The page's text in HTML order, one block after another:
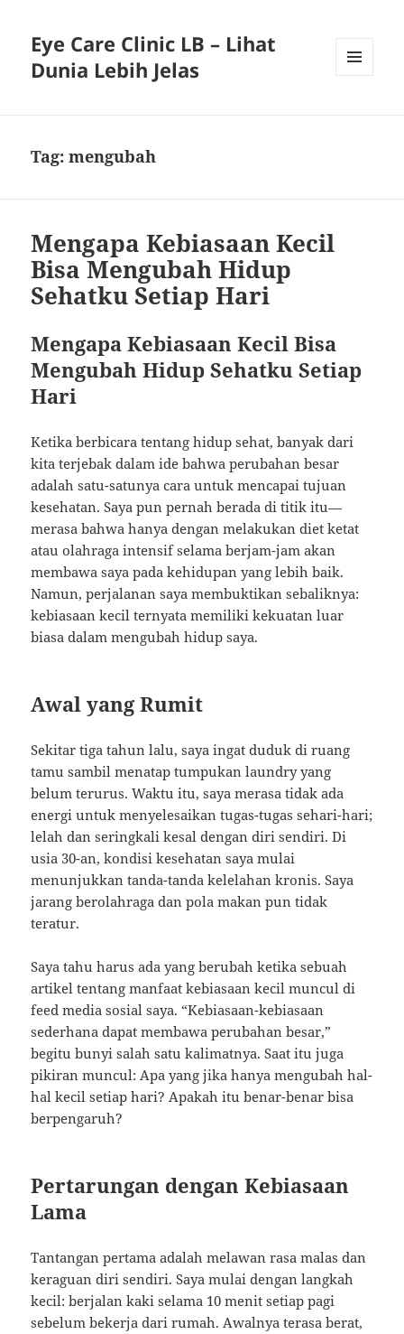
Eye Care Clinic LB – Lihat
Dunia Lebih Jelas
Tag:mengubah
Mengapa Kebiasaan Kecil
Bisa Mengubah Hidup
Sehatku Setiap Hari
Mengapa Kebiasaan Kecil Bisa
Mengubah Hidup Sehatku Setiap
Hari
Ketika berbicara tentang hidup sehat, banyak dari
kita terjebak dalam ide bahwa perubahan besar
adalah satu-satunya cara untuk mencapai tujuan
kesehatan. Saya pun pernah berada di titik itu—
merasa bahwa hanya dengan melakukan diet ketat
atau olahraga intensif selama berjam-jam akan
membawa saya pada kehidupan yang lebih baik.
Namun, perjalanan saya membuktikan sebaliknya:
kebiasaan kecil ternyata memiliki kekuatan luar
biasa dalam mengubah hidup saya.
Awal yang Rumit
Sekitar tiga tahun lalu, saya ingat duduk di ruang
tamu sambil menatap tumpukan laundry yang
belum terurus. Waktu itu, saya merasa tidak ada
energi untuk menyelesaikan tugas-tugas sehari-hari;
lelah dan seringkali kesal dengan diri sendiri. Di
usia 30-an, kondisi kesehatan saya mulai
menunjukkan tanda-tanda kelelahan kronis. Saya
jarang berolahraga dan pola makan pun tidak
teratur.
Saya tahu harus ada yang berubah ketika sebuah
artikel tentang manfaat kebiasaan kecil muncul di
feed media sosial saya. “Kebiasaan-kebiasaan
sederhana dapat membawa perubahan besar,”
begitu bunyi salah satu kalimatnya. Saat itu juga
pikiran muncul: Apa yang jika hanya mengubah hal-
hal kecil setiap hari? Apakah itu benar-benar bisa
berpengaruh?
Pertarungan dengan Kebiasaan
Lama
Tantangan pertama adalah melawan rasa malas dan
keraguan diri sendiri. Saya mulai dengan langkah
kecil: berjalan kaki selama 10 menit setiap pagi
sebelum bekerja dari rumah. Awalnya terasa berat,